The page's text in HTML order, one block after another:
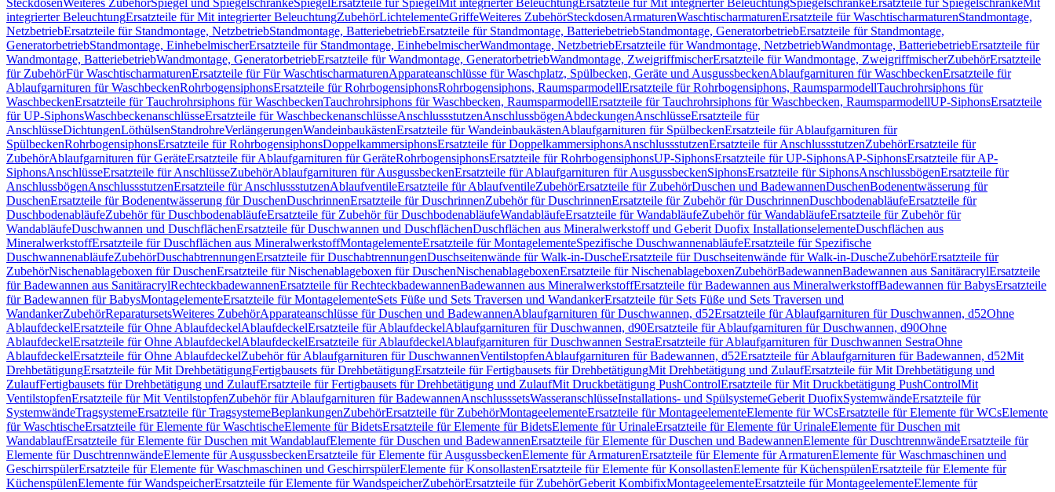
SteckdosenWeiteres ZubehörSpiegel und SpiegelschränkeSpiegelErsatzteile für SpiegelMit integrierter BeleuchtungErsatzteile für Mit integrierter BeleuchtungSpiegelschränkeErsatzteile für SpiegelschränkeMit
integrierter BeleuchtungErsatzteile für Mit integrierter BeleuchtungZubehörLichtelementeGriffeWeiteres ZubehörSteckdosenArmaturenWaschtischarmaturenErsatzteile für WaschtischarmaturenStandmontage,
NetzbetriebErsatzteile für Standmontage, NetzbetriebStandmontage, BatteriebetriebErsatzteile für Standmontage, BatteriebetriebStandmontage, GeneratorbetriebErsatzteile für Standmontage,
GeneratorbetriebStandmontage, EinhebelmischerErsatzteile für Standmontage, EinhebelmischerWandmontage, NetzbetriebErsatzteile für Wandmontage, NetzbetriebWandmontage, BatteriebetriebErsatzteile für
Wandmontage, BatteriebetriebWandmontage, GeneratorbetriebErsatzteile für Wandmontage, GeneratorbetriebWandmontage, ZweigriffmischerErsatzteile für Wandmontage, ZweigriffmischerZubehörErsatzteile
für ZubehörFür WaschtischarmaturenErsatzteile für Für WaschtischarmaturenApparateanschlüsse für Waschplatz, Spülbecken, Geräte und AusgussbeckenAblaufgarnituren für WaschbeckenErsatzteile für
Ablaufgarnituren für WaschbeckenRohrbogensiphonsErsatzteile für RohrbogensiphonsRohrbogensiphons, RaumsparmodellErsatzteile für Rohrbogensiphons, RaumsparmodellTauchrohrsiphons für
WaschbeckenErsatzteile für Tauchrohrsiphons für WaschbeckenTauchrohrsiphons für Waschbecken, RaumsparmodellErsatzteile für Tauchrohrsiphons für Waschbecken, RaumsparmodellUP-SiphonsErsatzteile
für UP-SiphonsWaschbeckenanschlüsseErsatzteile für WaschbeckenanschlüsseAnschlussstutzenAnschlussbögenAbdeckungenAnschlüsseErsatzteile für
AnschlüsseDichtungenLöthülsenStandrohreVerlängerungenWandeinbaukästenErsatzteile für WandeinbaukästenAblaufgarnituren für SpülbeckenErsatzteile für Ablaufgarnituren für
SpülbeckenRohrbogensiphonsErsatzteile für RohrbogensiphonsDoppelkammersiphonsErsatzteile für DoppelkammersiphonsAnschlussstutzenErsatzteile für AnschlussstutzenZubehörErsatzteile für
ZubehörAblaufgarnituren für GeräteErsatzteile für Ablaufgarnituren für GeräteRohrbogensiphonsErsatzteile für RohrbogensiphonsUP-SiphonsErsatzteile für UP-SiphonsAP-SiphonsErsatzteile für AP-
SiphonsAnschlüsseErsatzteile für AnschlüsseZubehörAblaufgarnituren für AusgussbeckenErsatzteile für Ablaufgarnituren für AusgussbeckenSiphonsErsatzteile für SiphonsAnschlussbögenErsatzteile für
AnschlussbögenAnschlussstutzenErsatzteile für AnschlussstutzenAblaufventileErsatzteile für AblaufventileZubehörErsatzteile für ZubehörDuschen und BadewannenDuschenBodenentwässerung für
DuschenErsatzteile für Bodenentwässerung für DuschenDuschrinnenErsatzteile für DuschrinnenZubehör für DuschrinnenErsatzteile für Zubehör für DuschrinnenDuschbodenabläufeErsatzteile für
DuschbodenabläufeZubehör für DuschbodenabläufeErsatzteile für Zubehör für DuschbodenabläufeWandabläufeErsatzteile für WandabläufeZubehör für WandabläufeErsatzteile für Zubehör für
WandabläufeDuschwannen und DuschflächenErsatzteile für Duschwannen und DuschflächenDuschflächen aus Mineralwerkstoff und Geberit Duofix InstallationselementeDuschflächen aus
MineralwerkstoffErsatzteile für Duschflächen aus MineralwerkstoffMontagelementeErsatzteile für MontagelementeSpezifische DuschwannenabläufeErsatzteile für Spezifische
DuschwannenabläufeZubehörDuschabtrennungenErsatzteile für DuschabtrennungenDuschseitenwände für Walk-in-DuscheErsatzteile für Duschseitenwände für Walk-in-DuscheZubehörErsatzteile für
ZubehörNischenablageboxen für DuschenErsatzteile für Nischenablageboxen für DuschenNischenablageboxenErsatzteile für NischenablageboxenZubehörBadewannenBadewannen aus SanitäracrylErsatzteile
für Badewannen aus SanitäracrylRechteckbadewannenErsatzteile für RechteckbadewannenBadewannen aus MineralwerkstoffErsatzteile für Badewannen aus MineralwerkstoffBadewannen für BabysErsatzteile
für Badewannen für BabysMontagelementeErsatzteile für MontagelementeSets Füße und Sets Traversen und WandankerErsatzteile für Sets Füße und Sets Traversen und
WandankerZubehörReparatursetsWeiteres ZubehörApparateanschlüsse für Duschen und BadewannenAblaufgarnituren für Duschwannen, d52Ersatzteile für Ablaufgarnituren für Duschwannen, d52Ohne
AblaufdeckelErsatzteile für Ohne AblaufdeckelAblaufdeckelErsatzteile für AblaufdeckelAblaufgarnituren für Duschwannen, d90Ersatzteile für Ablaufgarnituren für Duschwannen, d90Ohne
AblaufdeckelErsatzteile für Ohne AblaufdeckelAblaufdeckelErsatzteile für AblaufdeckelAblaufgarnituren für Duschwannen SestraErsatzteile für Ablaufgarnituren für Duschwannen SestraOhne
AblaufdeckelErsatzteile für Ohne AblaufdeckelZubehör für Ablaufgarnituren für DuschwannenVentilstopfenAblaufgarnituren für Badewannen, d52Ersatzteile für Ablaufgarnituren für Badewannen, d52Mit
DrehbetätigungErsatzteile für Mit DrehbetätigungFertigbausets für DrehbetätigungErsatzteile für Fertigbausets für DrehbetätigungMit Drehbetätigung und ZulaufErsatzteile für Mit Drehbetätigung und
ZulaufFertigbausets für Drehbetätigung und ZulaufErsatzteile für Fertigbausets für Drehbetätigung und ZulaufMit Druckbetätigung PushControlErsatzteile für Mit Druckbetätigung PushControlMit
VentilstopfenErsatzteile für Mit VentilstopfenZubehör für Ablaufgarnituren für BadewannenAnschlusssetsWasseranschlüsseInstallations- und SpülsystemeGeberit DuofixSystemwändeErsatzteile für
SystemwändeTragsystemeErsatzteile für TragsystemeBeplankungenZubehörErsatzteile für ZubehörMontageelementeErsatzteile für MontageelementeElemente für WCsErsatzteile für Elemente für WCsElemente
für WaschtischeErsatzteile für Elemente für WaschtischeElemente für BidetsErsatzteile für Elemente für BidetsElemente für UrinaleErsatzteile für Elemente für UrinaleElemente für Duschen mit
WandablaufErsatzteile für Elemente für Duschen mit WandablaufElemente für Duschen und BadewannenErsatzteile für Elemente für Duschen und BadewannenElemente für DuschtrennwändeErsatzteile für
Elemente für DuschtrennwändeElemente für AusgussbeckenErsatzteile für Elemente für AusgussbeckenElemente für ArmaturenErsatzteile für Elemente für ArmaturenElemente für Waschmaschinen und
GeschirrspülerErsatzteile für Elemente für Waschmaschinen und GeschirrspülerElemente für KonsollastenErsatzteile für Elemente für KonsollastenElemente für KüchenspülenErsatzteile für Elemente für
KüchenspülenElemente für WandspeicherErsatzteile für Elemente für WandspeicherZubehörErsatzteile für ZubehörGeberit KombifixMontageelementeErsatzteile für MontageelementeElemente für